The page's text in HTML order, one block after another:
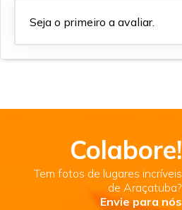
Seja o primeiro a avaliar.
Colabore!
Tem fotos de lugares incríveis
de Araçatuba?
Envie para nós